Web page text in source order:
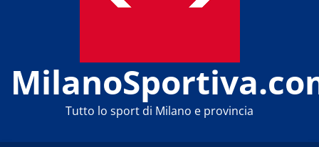
Tutto lo sport di Milano e provincia